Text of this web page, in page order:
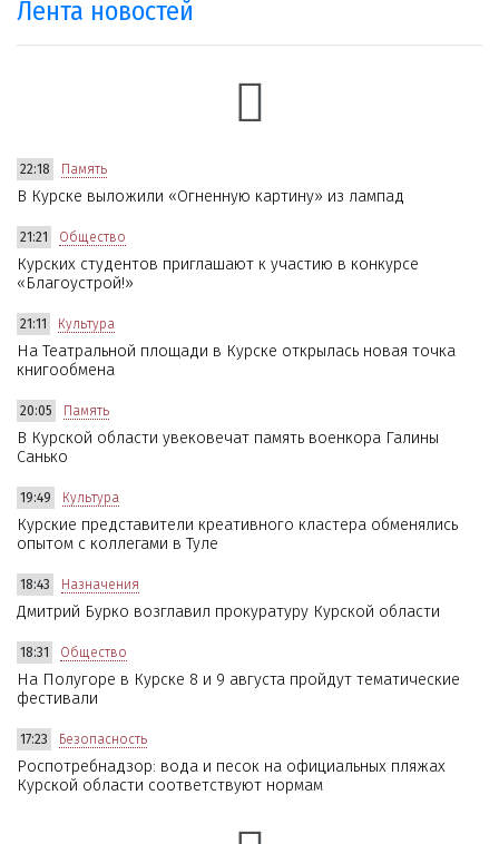
Лента новостей
22:18 Память
В Курске выложили «Огненную картину» из лампад
21:21 Общество
Курских студентов приглашают к участию в конкурсе
«Благоустрой!»
21:11 Культура
На Театральной площади в Курске открылась новая точка
книгообмена
20:05 Память
В Курской области увековечат память военкора Галины
Санько
19:49 Культура
Курские представители креативного кластера обменялись
опытом с коллегами в Туле
18:43 Назначения
Дмитрий Бурко возглавил прокуратуру Курской области
18:31 Общество
На Полугоре в Курске 8 и 9 августа пройдут тематические
фестивали
17:23 Безопасность
Роспотребнадзор: вода и песок на официальных пляжах
Курской области соответствуют нормам